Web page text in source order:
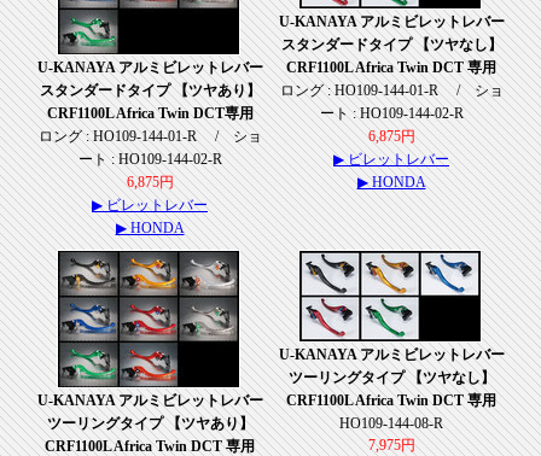
U-KANAYA アルミビレットレバー
スタンダードタイプ 【ツヤあり】
CRF1100L Africa Twin DCT専用
ロング : HO109-144-01-R / ショ
ート : HO109-144-02-R
6,875円
▶ ビレットレバー
▶ HONDA
U-KANAYA アルミビレットレバー
スタンダードタイプ 【ツヤなし】
CRF1100L Africa Twin DCT 専用
ロング : HO109-144-01-R / ショ
ート : HO109-144-02-R
6,875円
▶ ビレットレバー
▶ HONDA
U-KANAYA アルミビレットレバー
ツーリングタイプ 【ツヤあり】
CRF1100L Africa Twin DCT 専用
U-KANAYA アルミビレットレバー
ツーリングタイプ 【ツヤなし】
CRF1100L Africa Twin DCT 専用
HO109-144-08-R
7,975円